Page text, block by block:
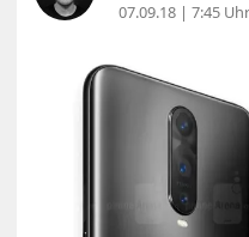
07.09.18 | 7:45 Uhr